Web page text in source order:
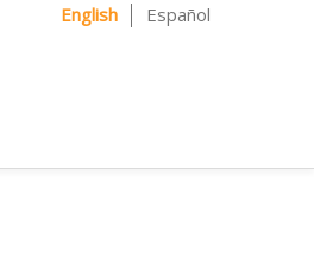
English Español